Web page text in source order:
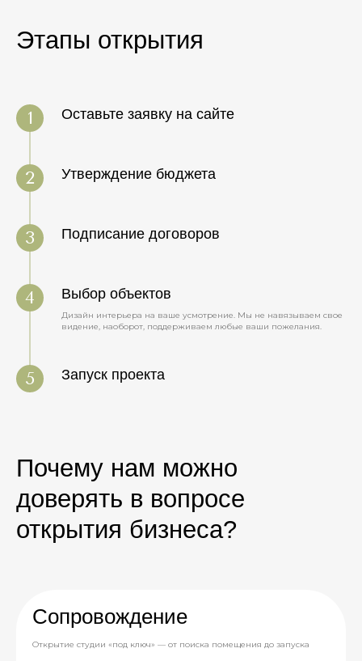
Этапы открытия
Оставьте заявку на сайте
Утверждение бюджета
Подписание договоров
Выбор объектов
Дизайн интерьера на ваше усмотрение. Мы не навязываем свое
видение, наоборот, поддерживаем любые ваши пожелания.
Запуск проекта
Почему нам можно
доверять в вопросе
открытия бизнеса?
Сопровождение
Открытие студии «под ключ» — от поиска помещения до запуска